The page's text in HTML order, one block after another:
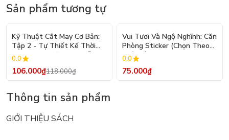
Sản phẩm tương tự
- 10%
Kỹ Thuật Cắt May Cơ Bản:
Tập 2 - Tự Thiết Kế Thời
Trang Nam Nữ - Tạo Mẫu
Rập - Kỹ Thuật Nhảy Size
0.0
106.000₫118.000₫
Vui Tươi Và Ngộ Nghĩnh: Căn
Phòng Sticker (Chọn Theo
Chủ Đề) - Hơn 250 Sticker
0.0
75.000₫
Thông tin sản phẩm
GIỚI THIỆU SÁCH